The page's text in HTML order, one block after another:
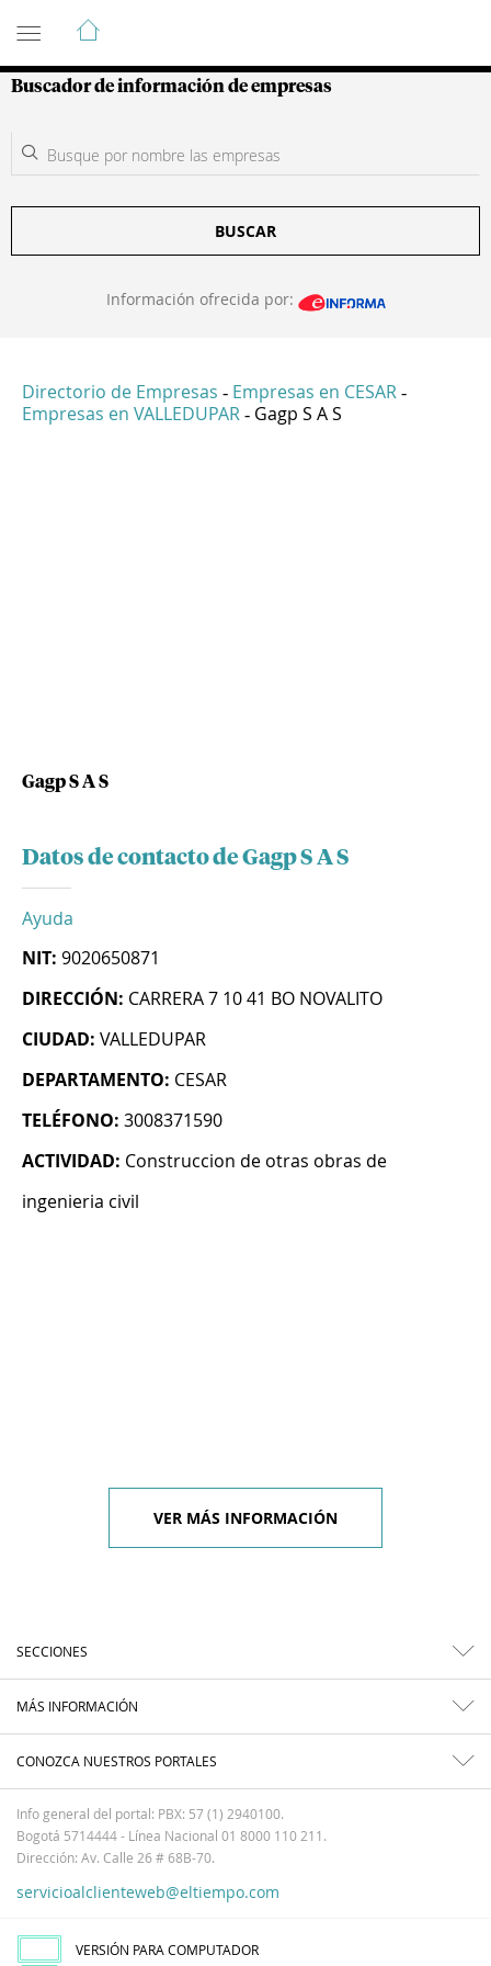
Guía de Empresas Colombianas
Buscador de información de empresas
BUSCAR
Información ofrecida por:
Directorio de Empresas - Empresas en CESAR -
Empresas en VALLEDUPAR - Gagp S A S
Gagp S A S
Datos de contacto de Gagp S A S
Ayuda
NIT: 9020650871
DIRECCIÓN: CARRERA 7 10 41 BO NOVALITO
CIUDAD: VALLEDUPAR
DEPARTAMENTO: CESAR
TELÉFONO: 3008371590
ACTIVIDAD: Construccion de otras obras de
ingenieria civil
VER MÁS INFORMACIÓN
SECCIONES
MÁS INFORMACIÓN
CONOZCA NUESTROS PORTALES
Info general del portal: PBX: 57 (1) 2940100.
Bogotá 5714444 - Línea Nacional 01 8000 110 211.
Dirección: Av. Calle 26 # 68B-70.
servicioalclienteweb@eltiempo.com
VERSIÓN PARA COMPUTADOR